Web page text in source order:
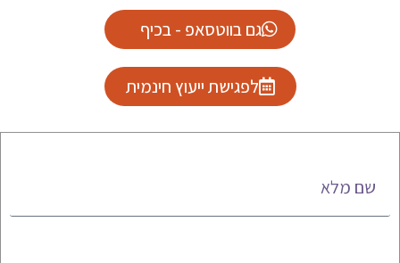
גם בווטסאפ - בכיף
לפגישת ייעוץ חינמית